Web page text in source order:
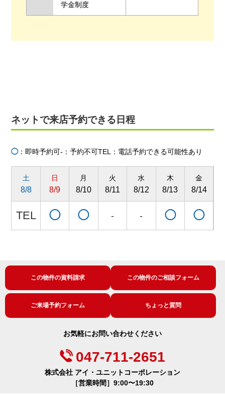
学金制度
ネットで来店予約できる日程
◯：即時予約可-：予約不可TEL：電話予約できる可能性あり
土
8/8
TEL
日
8/9
◯
月
8/10
◯
火
8/11
-
水
8/12
-
木
8/13
◯
金
8/14
◯
この物件の資料請求 この物件のご相談フォーム
ご来場予約フォーム ちょっと質問
お気軽にお問い合わせください
047-711-2651
株式会社 アイ・ユニットコーポレーション
［営業時間］9:00〜19:30